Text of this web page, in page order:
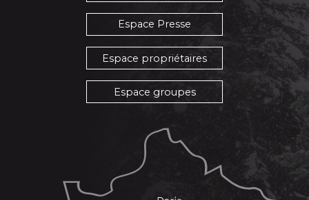
Espace Presse
Espace propriétaires
Espace groupes